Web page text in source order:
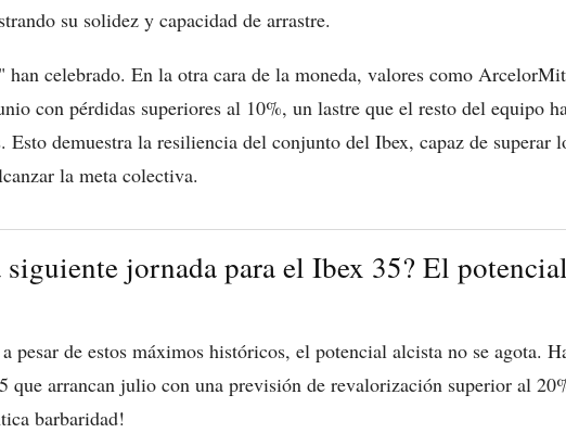
su solidez y capacidad de arrastre.
han celebrado. En la otra cara de la moneda, valores como
con pérdidas superiores al 10%, un lastre que el resto del equipo
Esto demuestra la resiliencia del conjunto del Ibex, capaz de superar
la meta colectiva.
siguiente jornada para el Ibex 35? El potencial
pesar de estos máximos históricos, el potencial alcista no se agota.
que arrancan julio con una previsión de revalorización superior al
barbaridad!